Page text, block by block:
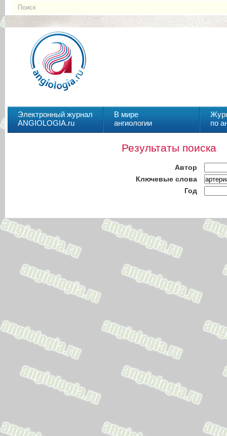
Электронный журнал
ANGIOLOGIA.ru
В мире
ангиологии
по
Результаты поиска
Автор
Ключевые слова
Год